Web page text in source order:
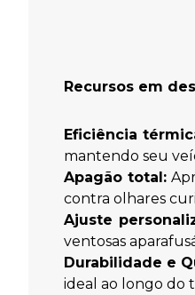
Recursos em
Eficiência
mantendo seu
Apagão total:
contra olhares
Ajuste
ventosas
Durabilidade e
ideal ao longo do